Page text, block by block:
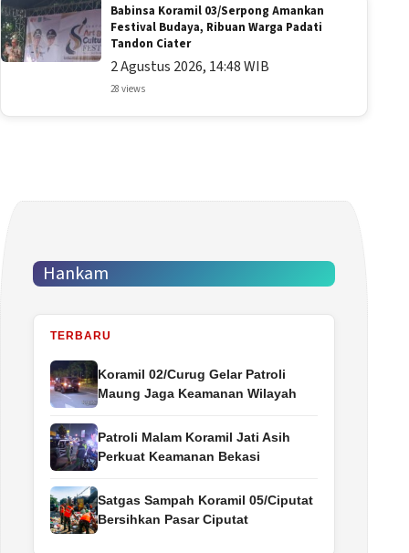
Babinsa Koramil 03/Serpong Amankan
Festival Budaya, Ribuan Warga Padati
Tandon Ciater
2 Agustus 2026, 14:48 WIB
28 views
Hankam
TERBARU
Koramil 02/Curug Gelar Patroli
Maung Jaga Keamanan Wilayah
Patroli Malam Koramil Jati Asih
Perkuat Keamanan Bekasi
Satgas Sampah Koramil 05/Ciputat
Bersihkan Pasar Ciputat